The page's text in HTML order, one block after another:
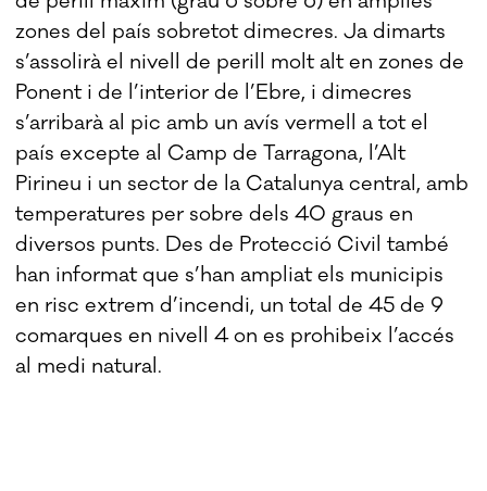
zones del país sobretot dimecres. Ja dimarts
s’assolirà el nivell de perill molt alt en zones de
Ponent i de l’interior de l’Ebre, i dimecres
s’arribarà al pic amb un avís vermell a tot el
país excepte al Camp de Tarragona, l’Alt
Pirineu i un sector de la Catalunya central, amb
temperatures per sobre dels 40 graus en
diversos punts. Des de Protecció Civil també
han informat que s’han ampliat els municipis
en risc extrem d’incendi, un total de 45 de 9
comarques en nivell 4 on es prohibeix l’accés
al medi natural.